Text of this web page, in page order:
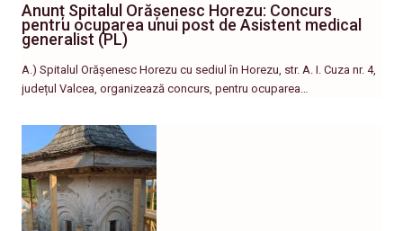
Anunț Spitalul Orășenesc Horezu: Concurs
pentru ocuparea unui post de Asistent medical
generalist (PL)
A.) Spitalul Orășenesc Horezu cu sediul în Horezu, str. A. I. Cuza nr. 4,
județul Valcea, organizează concurs, pentru ocuparea…